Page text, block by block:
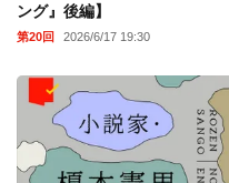
ング』後編】
第20回 2026/6/17 19:30